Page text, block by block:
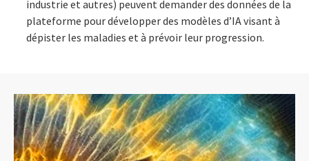
industrie et autres) peuvent demander des données de la
plateforme pour développer des modèles d’IA visant à
dépister les maladies et à prévoir leur progression.